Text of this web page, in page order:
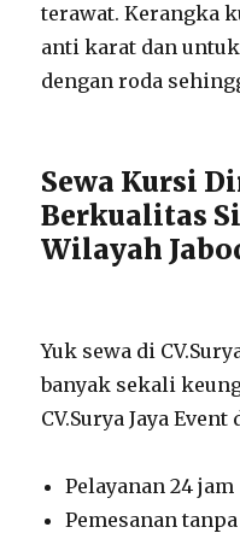
terawat. Kerangka
anti karat dan
dengan roda
Sewa Kursi
Berkualitas
Wilayah
Yuk sewa di
banyak sekali
CV.Surya Jaya
Pelayanan 24 jam
Pemesanan